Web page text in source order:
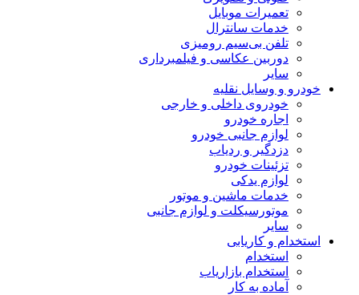
تعمیرات موبایل
خدمات سانترال
تلفن بی‌سیم رومیزی
دوربین عکاسی و فیلمبرداری
سایر
خودرو و وسایل نقلیه
خودروی داخلی و خارجی
اجاره خودرو
لوازم جانبی خودرو
دزدگیر و ردیاب
تزئینات خودرو
لوازم یدکی
خدمات ماشین و موتور
موتورسیکلت و لوازم جانبی
سایر
استخدام و کاریابی
استخدام
استخدام بازاریاب
آماده به کار